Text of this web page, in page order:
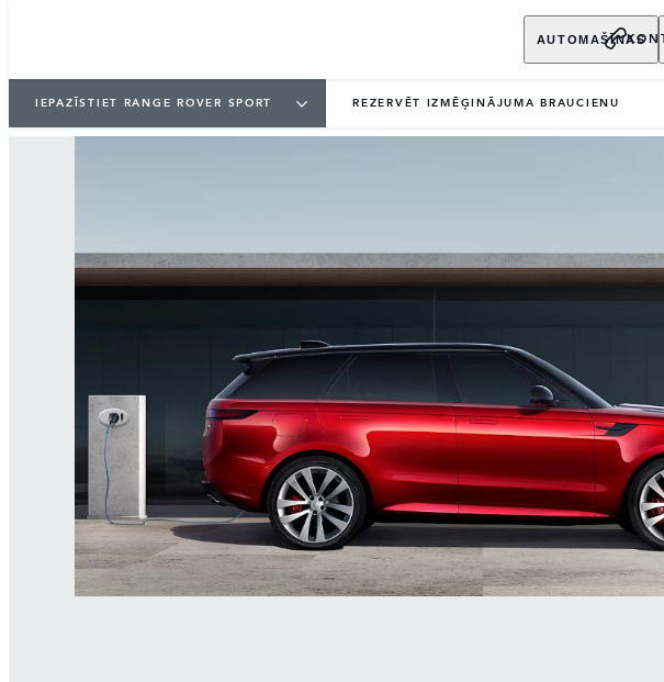
AUTOMAŠĪNAS
IEPAZĪSTIET RANGE ROVER SPORT REZERVĒT IZMĒĢINĀJUMA BRAUCIENU